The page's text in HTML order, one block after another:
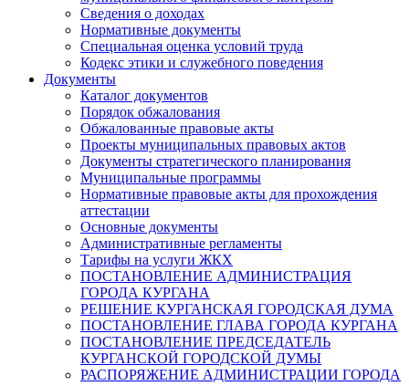
Сведения о доходах
Нормативные документы
Специальная оценка условий труда
Кодекс этики и служебного поведения
Документы
Каталог документов
Порядок обжалования
Обжалованные правовые акты
Проекты муниципальных правовых актов
Документы стратегического планирования
Муниципальные программы
Нормативные правовые акты для прохождения
аттестации
Основные документы
Административные регламенты
Тарифы на услуги ЖКХ
ПОСТАНОВЛЕНИЕ АДМИНИСТРАЦИЯ
ГОРОДА КУРГАНА
РЕШЕНИЕ КУРГАНСКАЯ ГОРОДСКАЯ ДУМА
ПОСТАНОВЛЕНИЕ ГЛАВА ГОРОДА КУРГАНА
ПОСТАНОВЛЕНИЕ ПРЕДСЕДАТЕЛЬ
КУРГАНСКОЙ ГОРОДСКОЙ ДУМЫ
РАСПОРЯЖЕНИЕ АДМИНИСТРАЦИИ ГОРОДА